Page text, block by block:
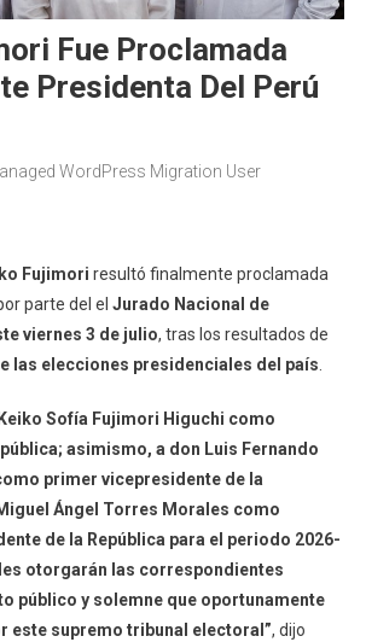
Fue Proclamada
Presidenta Del Perú
WordPress Migration User
Fujimori resultó finalmente proclamada
parte del el Jurado Nacional de
viernes 3 de julio, tras los resultados de
las elecciones presidenciales del país.
Sofía Fujimori Higuchi como
asimismo, a don Luis Fernando
primer vicepresidente de la
Ángel Torres Morales como
de la República para el periodo 2026-
otorgarán las correspondientes
público y solemne que oportunamente
este supremo tribunal electoral”, dijo